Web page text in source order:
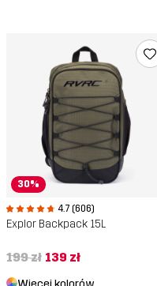
30%
4.7 (606)
Explor Backpack 15L
199 zł 139 zł